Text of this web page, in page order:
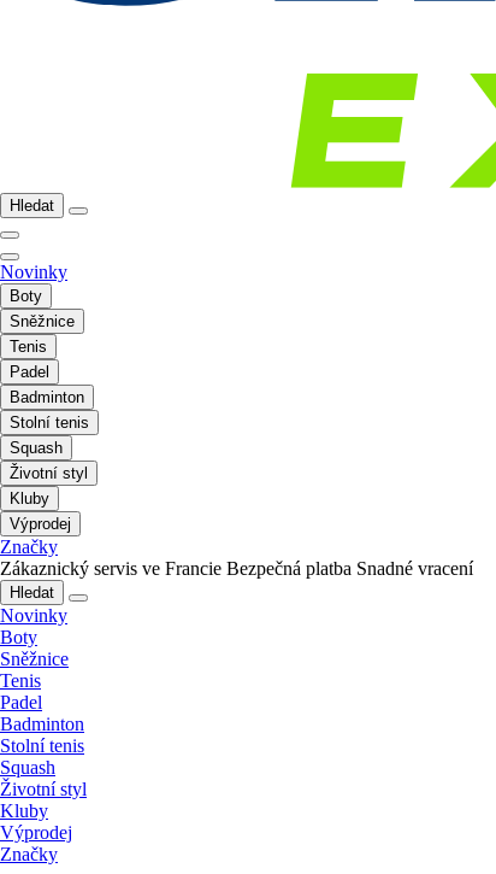
Hledat
Novinky
Boty
Sněžnice
Tenis
Padel
Badminton
Stolní tenis
Squash
Životní styl
Kluby
Výprodej
Značky
Zákaznický servis ve Francie Bezpečná platba Snadné vracení
Hledat
Novinky
Boty
Sněžnice
Tenis
Padel
Badminton
Stolní tenis
Squash
Životní styl
Kluby
Výprodej
Značky